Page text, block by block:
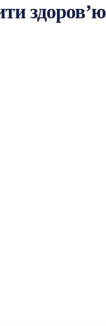
здоров’ю